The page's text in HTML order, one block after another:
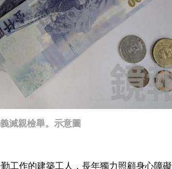
滅親檢舉。示意圖
工作的建築工人，長年獨力照顧身心障礙